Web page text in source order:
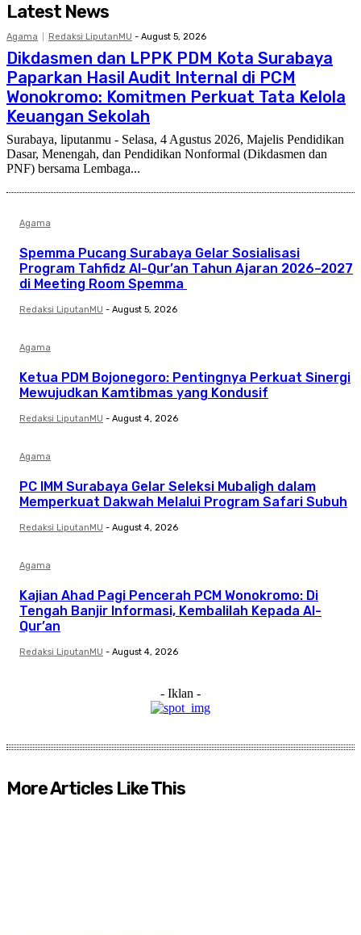
Latest News
Agama Redaksi LiputanMU - August 5, 2026
Dikdasmen dan LPPK PDM Kota Surabaya
Paparkan Hasil Audit Internal di PCM
Wonokromo: Komitmen Perkuat Tata Kelola
Keuangan Sekolah
Surabaya, liputanmu - Selasa, 4 Agustus 2026, Majelis Pendidikan
Dasar, Menengah, dan Pendidikan Nonformal (Dikdasmen dan
PNF) bersama Lembaga...
Agama
Spemma Pucang Surabaya Gelar Sosialisasi
Program Tahfidz Al-Qur’an Tahun Ajaran 2026–2027
di Meeting Room Spemma
Redaksi LiputanMU - August 5, 2026
Agama
Ketua PDM Bojonegoro: Pentingnya Perkuat Sinergi
Mewujudkan Kamtibmas yang Kondusif
Redaksi LiputanMU - August 4, 2026
Agama
PC IMM Surabaya Gelar Seleksi Mubaligh dalam
Memperkuat Dakwah Melalui Program Safari Subuh
Redaksi LiputanMU - August 4, 2026
Agama
Kajian Ahad Pagi Pencerah PCM Wonokromo: Di
Tengah Banjir Informasi, Kembalilah Kepada Al-
Qur’an
Redaksi LiputanMU - August 4, 2026
- Iklan -
More Articles Like This